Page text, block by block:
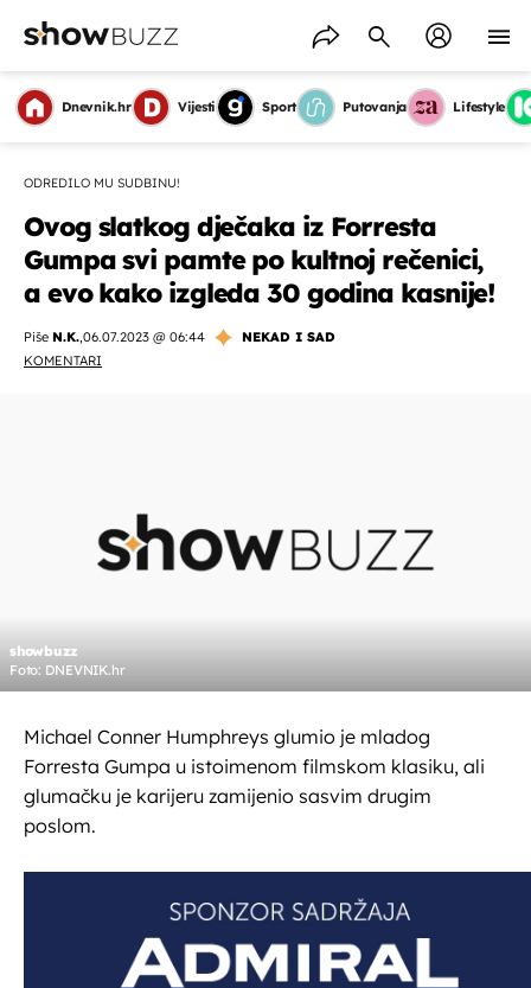
Dnevnik.hr Vijesti Sport Putovanja Lifestyle
ODREDILO MU SUDBINU!
Ovog slatkog dječaka iz Forresta
Gumpa svi pamte po kultnoj rečenici,
a evo kako izgleda 30 godina kasnije!
Piše N.K.,06.07.2023 @ 06:44
NEKAD I SAD
KOMENTARI
showbuzz
Foto: DNEVNIK.hr
Michael Conner Humphreys glumio je mladog
Forresta Gumpa u istoimenom filmskom klasiku, ali
glumačku je karijeru zamijenio sasvim drugim
poslom.